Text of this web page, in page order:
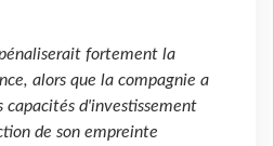
fortement la
alors que la compagnie a
capacités d'investissement
de son empreinte